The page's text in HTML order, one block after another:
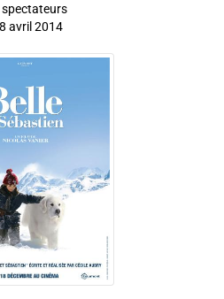
avril 2014